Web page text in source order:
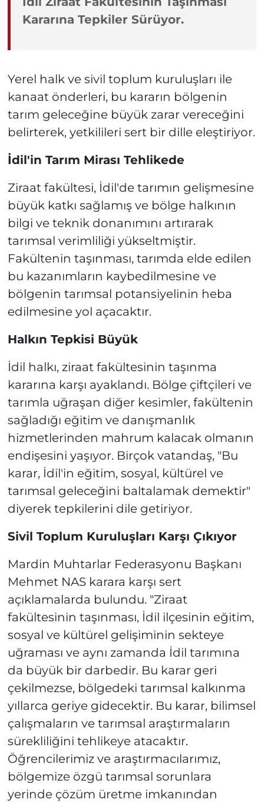
Kararına Tepkiler Sürüyor.
Yerel halk ve sivil toplum kuruluşları ile
kanaat önderleri, bu kararın bölgenin
tarım geleceğine büyük zarar vereceğini
belirterek, yetkilileri sert bir dille eleştiriyor.
İdil'in Tarım Mirası Tehlikede
Ziraat fakültesi, İdil'de tarımın gelişmesine
büyük katkı sağlamış ve bölge halkının
bilgi ve teknik donanımını artırarak
tarımsal verimliliği yükseltmiştir.
Fakültenin taşınması, tarımda elde edilen
bu kazanımların kaybedilmesine ve
bölgenin tarımsal potansiyelinin heba
edilmesine yol açacaktır.
Halkın Tepkisi Büyük
İdil halkı, ziraat fakültesinin taşınma
kararına karşı ayaklandı. Bölge çiftçileri ve
tarımla uğraşan diğer kesimler, fakültenin
sağladığı eğitim ve danışmanlık
hizmetlerinden mahrum kalacak olmanın
endişesini yaşıyor. Birçok vatandaş, "Bu
karar, İdil'in eğitim, sosyal, kültürel ve
tarımsal geleceğini baltalamak demektir"
diyerek tepkilerini dile getiriyor.
Sivil Toplum Kuruluşları Karşı Çıkıyor
Mardin Muhtarlar Federasyonu Başkanı
Mehmet NAS karara karşı sert
açıklamalarda bulundu. "Ziraat
fakültesinin taşınması, İdil ilçesinin eğitim,
sosyal ve kültürel gelişiminin sekteye
uğraması ve aynı zamanda İdil tarımına
da büyük bir darbedir. Bu karar geri
çekilmezse, bölgedeki tarımsal kalkınma
yıllarca geriye gidecektir. Bu karar, bilimsel
çalışmaların ve tarımsal araştırmaların
sürekliliğini tehlikeye atacaktır.
Öğrencilerimiz ve araştırmacılarımız,
bölgemize özgü tarımsal sorunlara
yerinde çözüm üretme imkanından